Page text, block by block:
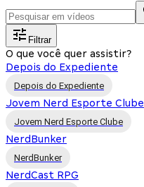
Filtrar
O que você quer assistir?
Depois do Expediente
Depois do Expediente
Jovem Nerd Esporte Clube
Jovem Nerd Esporte Clube
NerdBunker
NerdBunker
NerdCast RPG